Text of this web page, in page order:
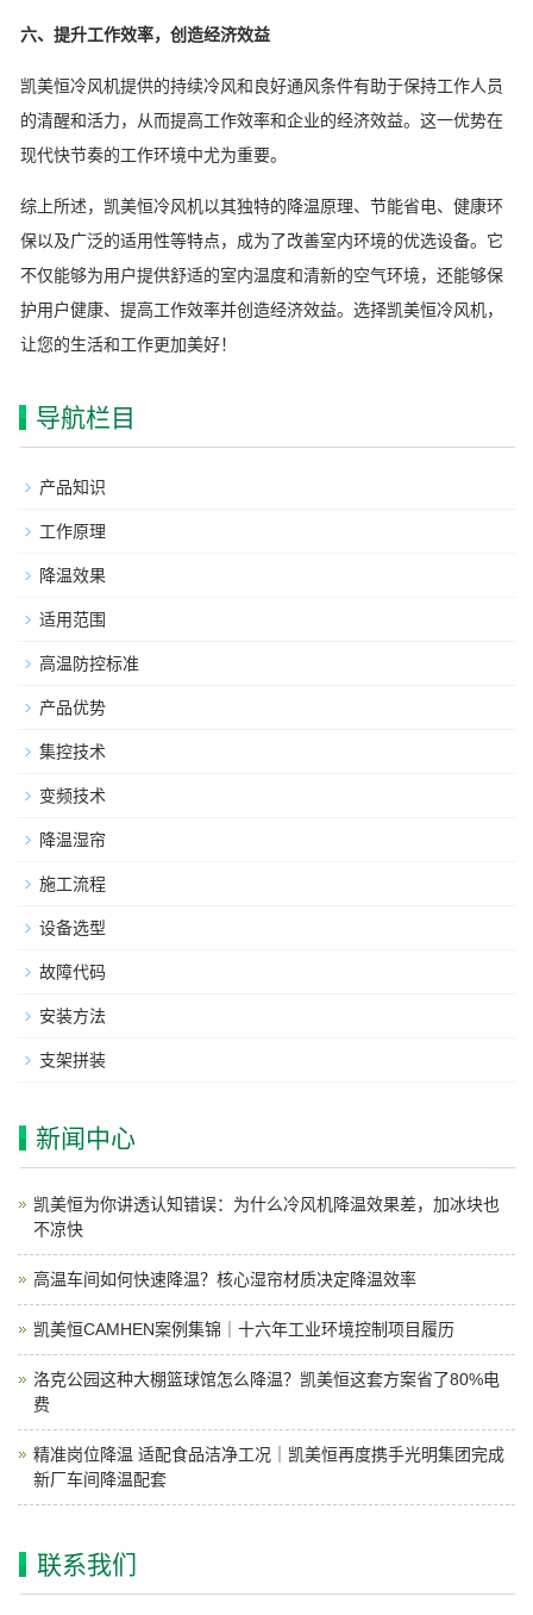
六、提升工作效率，创造经济效益
凯美恒冷风机提供的持续冷风和良好通风条件有助于保持工作人员
的清醒和活力，从而提高工作效率和企业的经济效益。这一优势在
现代快节奏的工作环境中尤为重要。
综上所述，凯美恒冷风机以其独特的降温原理、节能省电、健康环
保以及广泛的适用性等特点，成为了改善室内环境的优选设备。它
不仅能够为用户提供舒适的室内温度和清新的空气环境，还能够保
护用户健康、提高工作效率并创造经济效益。选择凯美恒冷风机，
让您的生活和工作更加美好！
导航栏目
产品知识
工作原理
降温效果
适用范围
高温防控标准
产品优势
集控技术
变频技术
降温湿帘
施工流程
设备选型
故障代码
安装方法
支架拼装
新闻中心
凯美恒为你讲透认知错误：为什么冷风机降温效果差，加冰块也
不凉快
高温车间如何快速降温？核心湿帘材质决定降温效率
凯美恒CAMHEN案例集锦｜十六年工业环境控制项目履历
洛克公园这种大棚篮球馆怎么降温？凯美恒这套方案省了80%电
费
精准岗位降温 适配食品洁净工况｜凯美恒再度携手光明集团完成
新厂车间降温配套
联系我们